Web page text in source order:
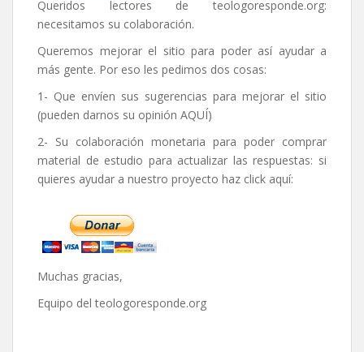
Queridos lectores de teologoresponde.org:
necesitamos su colaboración.
Queremos mejorar el sitio para poder así ayudar a
más gente. Por eso les pedimos dos cosas:
1- Que envíen sus sugerencias para mejorar el sitio
(pueden darnos su opinión AQUÍ)
2- Su colaboración monetaria para poder comprar
material de estudio para actualizar las respuestas: si
quieres ayudar a nuestro proyecto haz click aquí:
Muchas gracias,
Equipo del teologoresponde.org